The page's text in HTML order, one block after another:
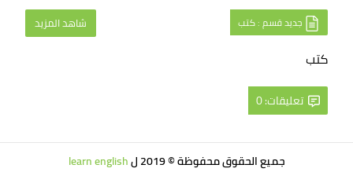
جديد قسم : كتب شاهد المزيد
كتب
تعليقات: 0
جميع الحقوق محفوظة © 2019 ل learn english